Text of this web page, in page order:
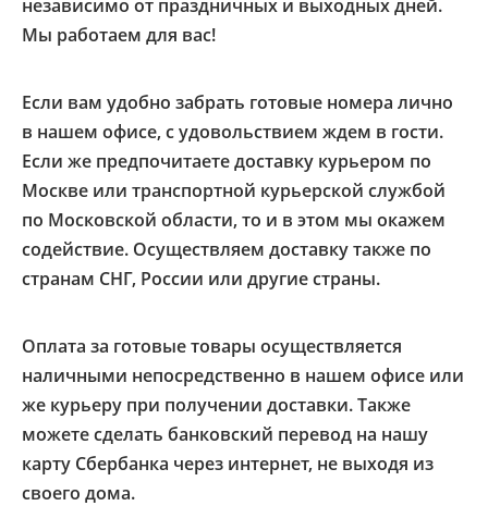
независимо от праздничных и выходных дней.
Мы работаем для вас!
Если вам удобно забрать готовые номера лично
в нашем офисе, с удовольствием ждем в гости.
Если же предпочитаете доставку курьером по
Москве или транспортной курьерской службой
по Московской области, то и в этом мы окажем
содействие. Осуществляем доставку также по
странам СНГ, России или другие страны.
Оплата за готовые товары осуществляется
наличными непосредственно в нашем офисе или
же курьеру при получении доставки. Также
можете сделать банковский перевод на нашу
карту Сбербанка через интернет, не выходя из
своего дома.